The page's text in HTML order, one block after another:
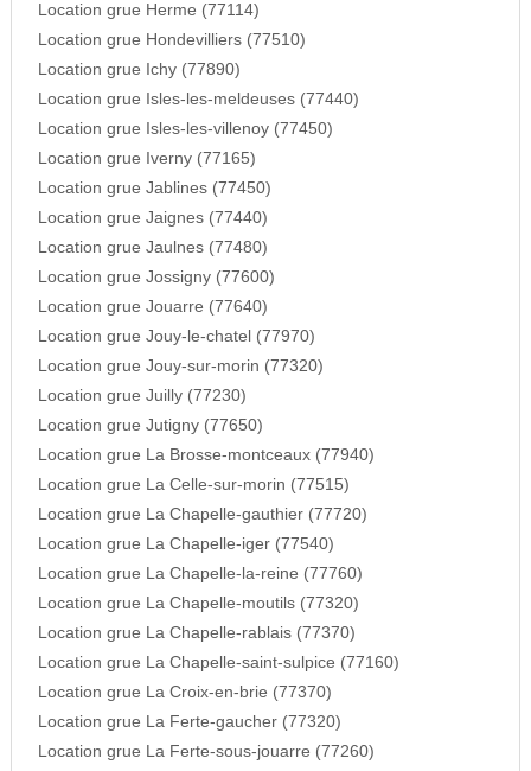
Location grue Herme (77114)
Location grue Hondevilliers (77510)
Location grue Ichy (77890)
Location grue Isles-les-meldeuses (77440)
Location grue Isles-les-villenoy (77450)
Location grue Iverny (77165)
Location grue Jablines (77450)
Location grue Jaignes (77440)
Location grue Jaulnes (77480)
Location grue Jossigny (77600)
Location grue Jouarre (77640)
Location grue Jouy-le-chatel (77970)
Location grue Jouy-sur-morin (77320)
Location grue Juilly (77230)
Location grue Jutigny (77650)
Location grue La Brosse-montceaux (77940)
Location grue La Celle-sur-morin (77515)
Location grue La Chapelle-gauthier (77720)
Location grue La Chapelle-iger (77540)
Location grue La Chapelle-la-reine (77760)
Location grue La Chapelle-moutils (77320)
Location grue La Chapelle-rablais (77370)
Location grue La Chapelle-saint-sulpice (77160)
Location grue La Croix-en-brie (77370)
Location grue La Ferte-gaucher (77320)
Location grue La Ferte-sous-jouarre (77260)